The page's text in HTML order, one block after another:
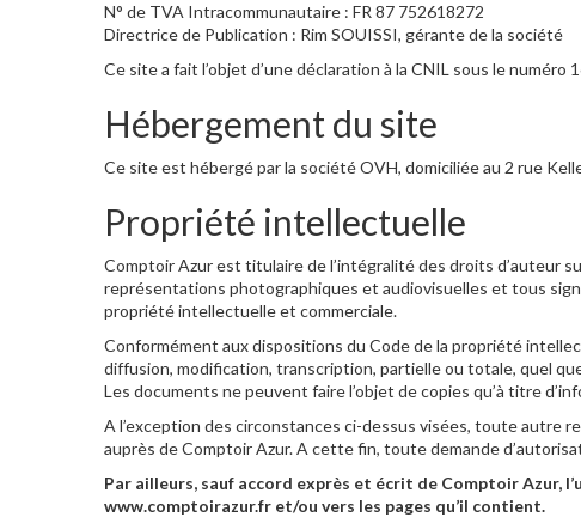
N° de TVA Intracommunautaire : FR 87 752618272
Directrice de Publication : Rim SOUISSI, gérante de la société
Ce site a fait l’objet d’une déclaration à la CNIL sous le numéro
Hébergement du site
Ce site est hébergé par la société OVH, domiciliée au 2 rue
Propriété intellectuelle
Comptoir Azur est titulaire de l’intégralité des droits d’auteur
représentations photographiques et audiovisuelles et tous
propriété intellectuelle et commerciale.
Conformément aux dispositions du Code de la propriété
diffusion, modification, transcription, partielle ou totale, quel
Les documents ne peuvent faire l’objet de copies qu’à titre
A l’exception des circonstances ci-dessus visées, toute autre
auprès de Comptoir Azur. A cette fin, toute demande
Par ailleurs, sauf accord exprès et écrit de Comptoir Azur,
www.comptoirazur.fr et/ou vers les pages qu’il contient.